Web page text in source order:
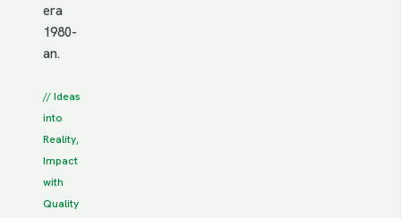
era
1980-
an.
// Ideas
into
Reality,
Impact
with
Quality